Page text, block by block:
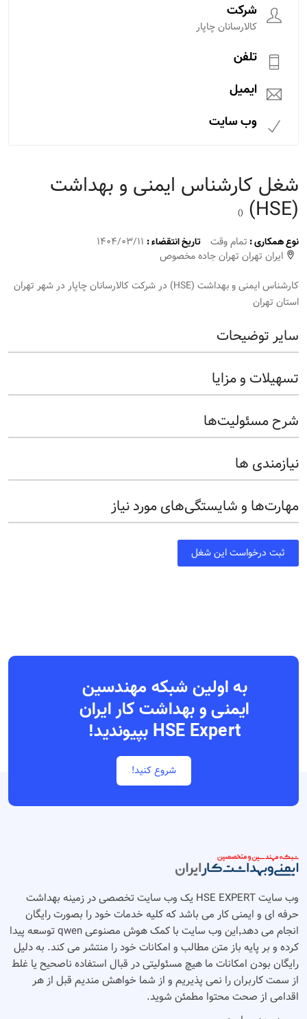
شرکت
کالارسانان چاپار
تلفن
ایمیل
وب سایت
شغل کارشناس ایمنی و بهداشت
(HSE)
()
نوع همکاری : تمام وقت تاریخ انتقضاء :
ایران تهران تهران جاده مخصوص
کارشناس ایمنی و بهداشت (HSE) در شرکت کالارسانان چاپار در شهر تهران
استان تهران
سایر توضیحات
تسهیلات و مزایا
شرح مسئولیت‌ها
نیازمندی ها
مهارت‌ها و شایستگی‌های مورد نیاز
ثبت درخواست این شغل
به اولین شبکه مهندسین
ایمنی و بهداشت کار ایران
HSE Expert بپیوندید!
شروع کنید!
وب سایت HSE EXPERT یک وب سایت تخصصی در زمینه بهداشت
حرفه ای و ایمنی کار می باشد که کلیه خدمات خود را بصورت رایگان
انجام می دهد٬‌این وب سایت با کمک هوش مصنوعی qwen توسعه پیدا
کرده و بر پایه باز متن مطالب و امکانات خود را منتشر می کند. به دلیل
رایگان بودن امکانات ما هیچ مسئولیتی در قبال استفاده ناصحیح یا غلط
از سمت کاربران را نمی پذیریم و از شما خواهش مندیم قبل از هر
اقدامی از صحت محتوا مطمئن شوید.